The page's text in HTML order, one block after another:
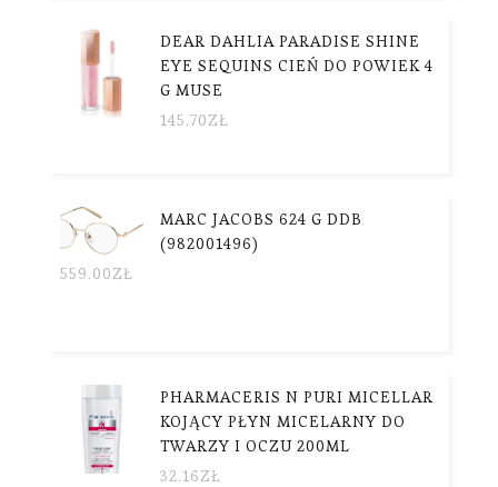
DEAR DAHLIA PARADISE SHINE
EYE SEQUINS CIEŃ DO POWIEK 4
G MUSE
145.70ZŁ
MARC JACOBS 624 G DDB
(982001496)
559.00ZŁ
PHARMACERIS N PURI MICELLAR
KOJĄCY PŁYN MICELARNY DO
TWARZY I OCZU 200ML
32.16ZŁ